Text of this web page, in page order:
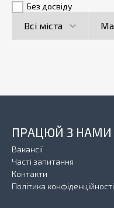
Без досвіду
ПРАЦЮЙ З НАМИ
Вакансії
Часті запитання
Контакти
Політика конфіденційності